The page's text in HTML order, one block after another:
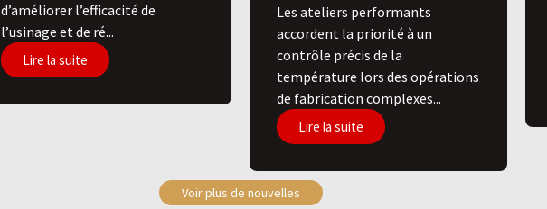
d’améliorer l’efficacité de
l’usinage et de ré...
Lire la suite
Les ateliers performants
accordent la priorité à un
contrôle précis de la
température lors des opérations
de fabrication complexes...
Lire la suite
Voir plus de nouvelles